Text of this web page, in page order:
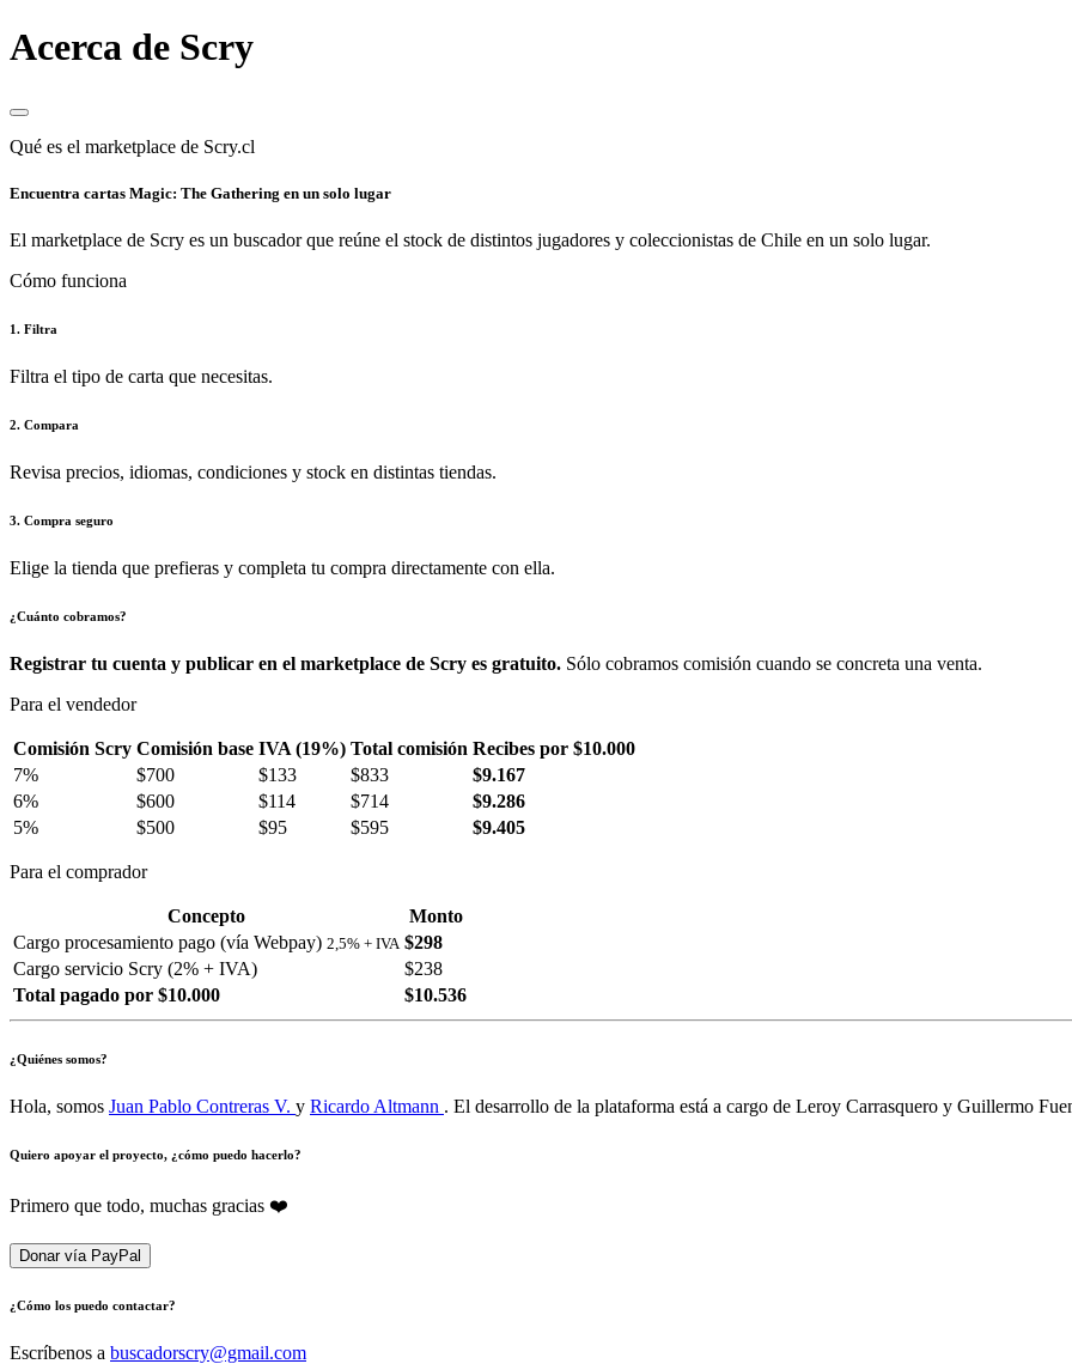
Acerca de Scry
Qué es el marketplace de Scry.cl
Encuentra cartas Magic: The Gathering en un solo lugar
El marketplace de Scry es un buscador que reúne el stock de distintos jugadores y coleccionistas de Chile en un solo lugar.
Cómo funciona
1. Filtra
Filtra el tipo de carta que necesitas.
2. Compara
Revisa precios, idiomas, condiciones y stock en distintas tiendas.
3. Compra seguro
Elige la tienda que prefieras y completa tu compra directamente con ella.
¿Cuánto cobramos?
Registrar tu cuenta y publicar en el marketplace de Scry es gratuito. Sólo cobramos comisión cuando se concreta una venta.
Para el vendedor
Comisión Scry Comisión base IVA (19%) Total comisión Recibes por $10.000
7%
$700 $133 $833
$9.167
6%
$600 $114 $714
$9.286
5%
$500 $95 $595 $9.405
Para el comprador
Concepto
Monto
Cargo procesamiento pago (vía Webpay) 2,5% + IVA $298
Cargo servicio Scry (2% + IVA)
$238
Total pagado por $10.000
$10.536
¿Quiénes somos?
Hola, somos Juan Pablo Contreras V. y Ricardo Altmann . El desarrollo de la plataforma está a cargo de Leroy Carrasquero y Guillermo
Quiero apoyar el proyecto, ¿cómo puedo hacerlo?
Primero que todo, muchas gracias ❤️
Donar vía PayPal
¿Cómo los puedo contactar?
Escríbenos a buscadorscry@gmail.com